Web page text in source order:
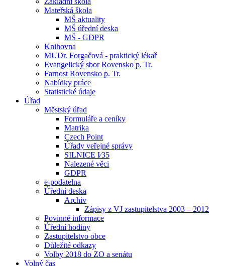
Mateřská škola
MŠ aktuality
MŠ úřední deska
MŠ - GDPR
Knihovna
MUDr. Forgačová - praktický lékař
Evangelický sbor Rovensko p. Tr.
Farnost Rovensko p. Tr.
Nabídky práce
Statistické údaje
Úřad
Městský úřad
Formuláře a ceníky
Matrika
Czech Point
Úřady veřejné správy
SILNICE I⁄35
Nalezené věci
GDPR
e-podatelna
Úřední deska
Archiv
Zápisy z VJ zastupitelstva 2003 – 2012
Povinné informace
Úřední hodiny
Zastupitelstvo obce
Důležité odkazy
Volby 2018 do ZO a senátu
Volný čas